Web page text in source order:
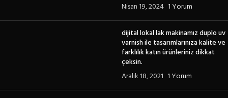
Nisan 19, 2024 1 Yorum
dijital lokal lak makinamız duplo uv
varnish ile tasarımlarınıza kalite ve
farklılık katın ürünleriniz dikkat
çeksin.
Aralık 18, 2021 1 Yorum